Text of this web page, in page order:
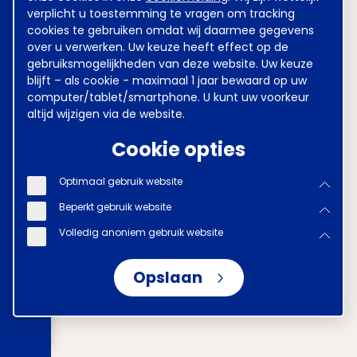
verplicht u toestemming te vragen om tracking
cookies te gebruiken omdat wij daarmee gegevens
over u verwerken. Uw keuze heeft effect op de
gebruiksmogelijkheden van deze website. Uw keuze
blijft – als cookie - maximaal 1 jaar bewaard op uw
computer/tablet/smartphone. U kunt uw voorkeur
altijd wijzigen via de website.
Cookie opties
Optimaal gebruik website
Beperkt gebruik website
Volledig anoniem gebruik website
Opslaan